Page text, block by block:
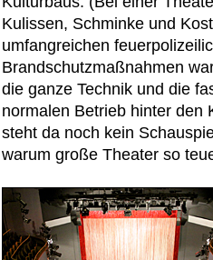
Kulissen, Schminke und
umfangreichen
Brandschutzmaßnahmen
die ganze Technik und die
normalen Betrieb hinter den
steht da noch kein
warum große Theater so